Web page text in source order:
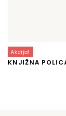
Akcija!
KNJIŽNA